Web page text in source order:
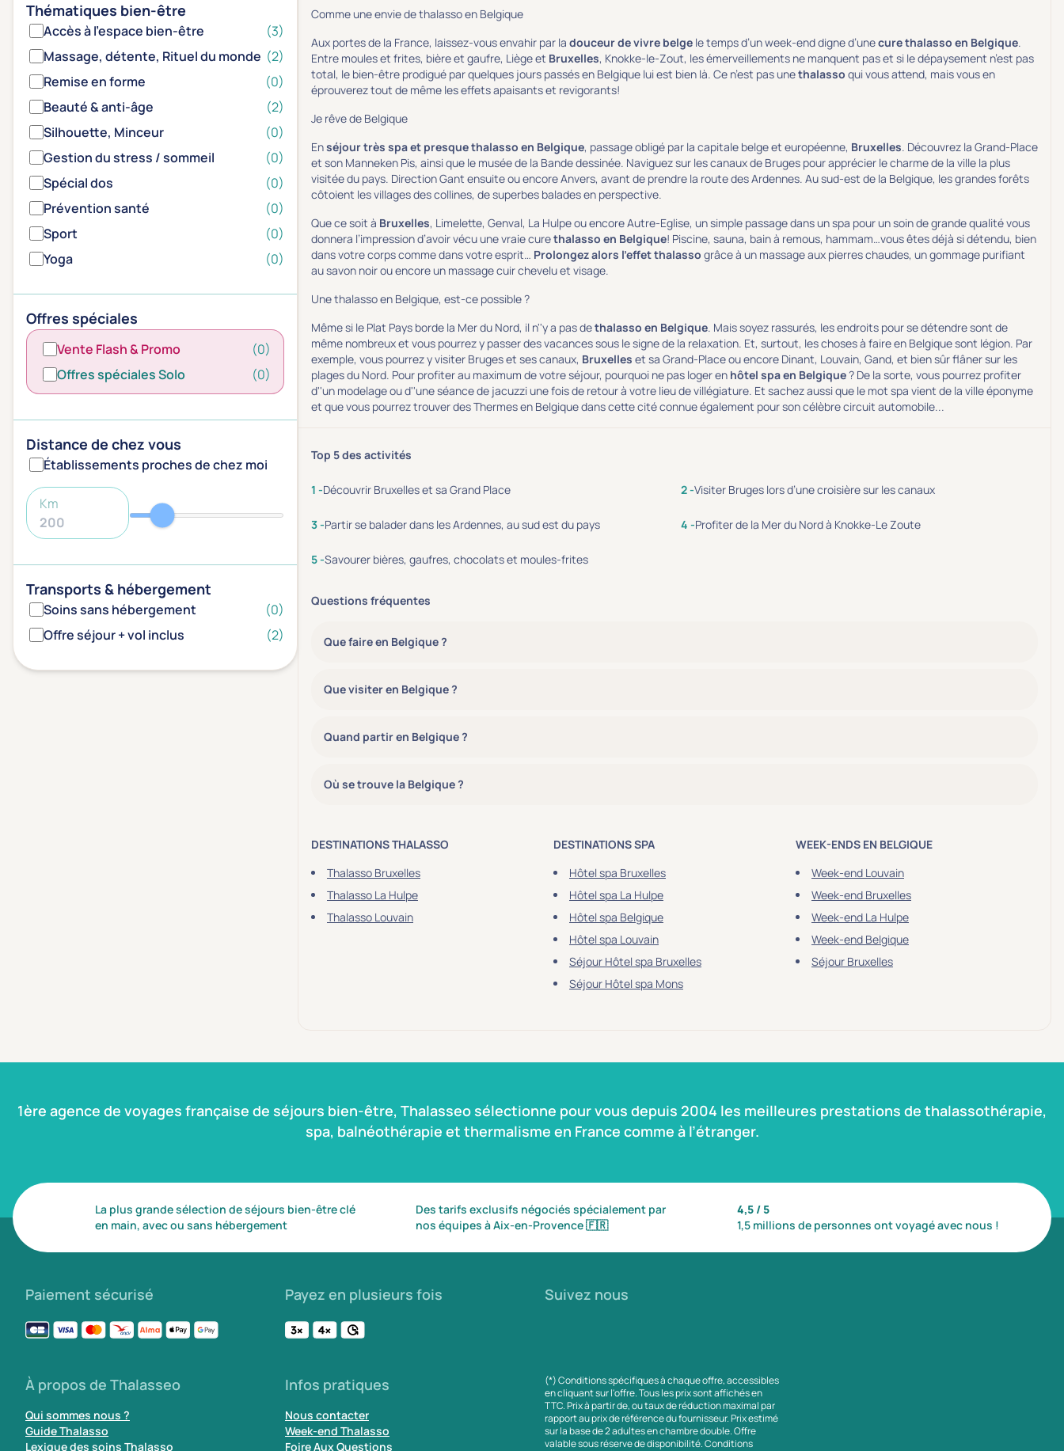
Thématiques bien-être
Accès à l'espace bien-être
(3)
Massage, détente, Rituel du monde (2)
Remise en forme
(0)
Beauté & anti-âge
(2)
Silhouette, Minceur
(0)
Gestion du stress / sommeil
(0)
Spécial dos
(0)
Prévention santé
(0)
Sport
(0)
Yoga
(0)
Offres spéciales
Vente Flash & Promo
(0)
Offres spéciales Solo
(0)
Distance de chez vous
Établissements proches de chez moi
Km
Transports & hébergement
Soins sans hébergement
(0)
Offre séjour + vol inclus
(2)
Comme une envie de thalasso en Belgique
Aux portes de la France, laissez-vous envahir par la douceur de vivre belge le temps d’un week-end digne d’unecure thalasso en Belgique.
Entre moules et frites, bière et gaufre, Liège et Bruxelles, Knokke-le-Zout, les émerveillements ne manquent pas et si le dépaysement n’est pas
total, le bien-être prodigué par quelques jours passés en Belgique lui est bien là. Ce n’est pas unethalasso qui vous attend, mais vous en
éprouverez tout de même les effets apaisants et revigorants!
Je rêve de Belgique
Enséjour très spa et presque thalasso en Belgique, passage obligé par la capitale belge et européenne, Bruxelles. Découvrez la Grand-Place
et son Manneken Pis, ainsi que le musée de la Bande dessinée. Naviguez sur les canaux de Bruges pour apprécier le charme de la ville la plus
visitée du pays. Direction Gant ensuite ou encore Anvers, avant de prendre la route des Ardennes. Au sud-est de la Belgique, les grandes forêts
côtoient les villages des collines, de superbes balades en perspective.
Que ce soit à Bruxelles, Limelette, Genval, La Hulpe ou encore Autre-Eglise, un simple passage dans un spa pour un soin de grande qualité vous
donnera l’impression d’avoir vécu une vraie curethalasso en Belgique! Piscine, sauna, bain à remous, hammam…vous êtes déjà si détendu, bien
dans votre corps comme dans votre esprit… Prolongez alors l’effet thalasso grâce à un massage aux pierres chaudes, un gommage purifiant
au savon noir ou encore un massage cuir chevelu et visage.
Une thalasso en Belgique, est-ce possible ?
Même si le Plat Pays borde la Mer du Nord, il n''y a pas dethalasso en Belgique. Mais soyez rassurés, les endroits pour se détendre sont de
même nombreux et vous pourrez y passer des vacances sous le signe de la relaxation. Et, surtout, les choses à faire en Belgique sont légion. Par
exemple, vous pourrez y visiter Bruges et ses canaux, Bruxelles et sa Grand-Place ou encore Dinant, Louvain, Gand, et bien sûr flâner sur les
plages du Nord. Pour profiter au maximum de votre séjour, pourquoi ne pas loger en hôtel spa en Belgique ? De la sorte, vous pourrez profiter
d''un modelage ou d''une séance de jacuzzi une fois de retour à votre lieu de villégiature. Et sachez aussi que le mot spa vient de la ville éponyme
et que vous pourrez trouver des Thermes en Belgique dans cette cité connue également pour son célèbre circuit automobile...
Top 5 des activités
Découvrir Bruxelles et sa Grand Place Visiter Bruges lors d’une croisière sur les canaux
Partir se balader dans les Ardennes, au sud est du pays Profiter de la Mer du Nord à Knokke-Le Zoute
Savourer bières, gaufres, chocolats et moules-frites
Questions fréquentes
Que faire en Belgique ?
Que visiter en Belgique ?
Quand partir en Belgique ?
Où se trouve la Belgique ?
DESTINATIONS THALASSO
Thalasso Bruxelles
Thalasso La Hulpe
Thalasso Louvain
DESTINATIONS SPA
Hôtel spa Bruxelles
Hôtel spa La Hulpe
Hôtel spa Belgique
Hôtel spa Louvain
Séjour Hôtel spa Bruxelles
Séjour Hôtel spa Mons
WEEK-ENDS EN BELGIQUE
Week-end Louvain
Week-end Bruxelles
Week-end La Hulpe
Week-end Belgique
Séjour Bruxelles
1ère agence de voyages française de séjours bien-être, Thalasseo sélectionne pour vous depuis 2004 les meilleures prestations de thalassothérapie,
spa, balnéothérapie et thermalisme en France comme à l’étranger.
La plus grande sélection de séjours bien-être clé
en main, avec ou sans hébergement
Des tarifs exclusifs négociés spécialement par
nos équipes à Aix-en-Provence🇫🇷
4,5 / 5
1,5 millions de personnes ont voyagé avec nous !
Paiement sécurisé Payez en plusieurs fois Suivez nous
À propos de Thalasseo
Qui sommes nous ?
Guide Thalasso
Lexique des soins Thalasso
Infos pratiques
Nous contacter
Week-end Thalasso
Foire Aux Questions
(*) Conditions spécifiques à chaque offre, accessibles
en cliquant sur l'offre. Tous les prix sont affichés en
TTC. Prix à partir de, ou taux de réduction maximal par
rapport au prix de référence du fournisseur. Prix estimé
sur la base de 2 adultes en chambre double. Offre
valable sous réserve de disponibilité. Conditions